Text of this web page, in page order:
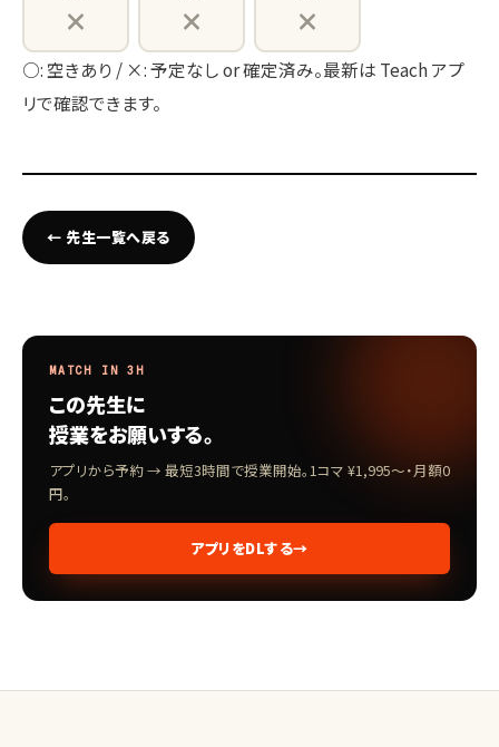
× × ×
○: 空きあり / ×: 予定なし or 確定済み。最新は Teach アプ
リで確認できます。
← 先生一覧へ戻る
MATCH IN 3H
この先生に
授業をお願いする。
アプリから予約 → 最短3時間で授業開始。1コマ ¥1,995〜・月額0
円。
アプリをDLする→